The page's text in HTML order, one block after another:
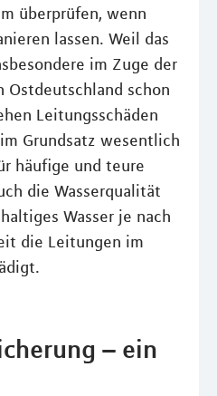
überprüfen, wenn
lassen. Weil das
im Zuge der
schon
Leitungsschäden
Grundsatz wesentlich
häufige und teure
die Wasserqualität
Wasser je nach
die Leitungen im
– ein